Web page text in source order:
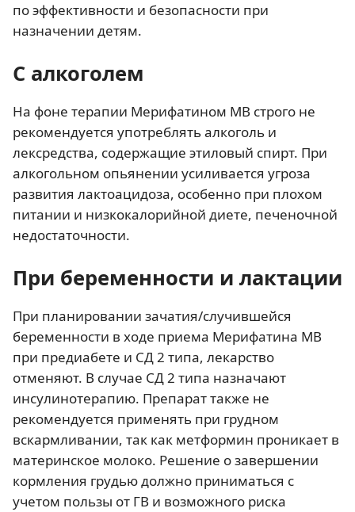
по эффективности и безопасности при
назначении детям.
С алкоголем
На фоне терапии Мерифатином МВ строго не
рекомендуется употреблять алкоголь и
лексредства, содержащие этиловый спирт. При
алкогольном опьянении усиливается угроза
развития лактоацидоза, особенно при плохом
питании и низкокалорийной диете, печеночной
недостаточности.
При беременности и лактации
При планировании зачатия/случившейся
беременности в ходе приема Мерифатина МВ
при предиабете и СД 2 типа, лекарство
отменяют. В случае СД 2 типа назначают
инсулинотерапию. Препарат также не
рекомендуется применять при грудном
вскармливании, так как метформин проникает в
материнское молоко. Решение о завершении
кормления грудью должно приниматься с
учетом пользы от ГВ и возможного риска